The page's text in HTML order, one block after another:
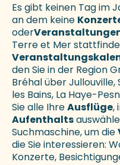
Es gibt keinen Tag im
an dem keine
oder
Terre et Mer
den Sie in der Region
Bréhal über
les Bains, La Haye-
Sie alle IhreAusflüge,
Aufenthalts
Suchmaschine, um die
die Sie interessieren:
Konzerte,